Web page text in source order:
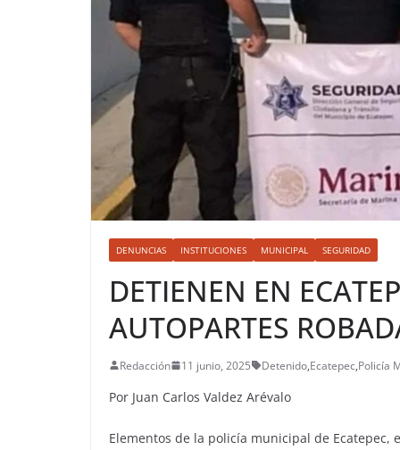
DENUNCIAS INSTITUCIONES MUNICIPAL SEGURIDAD
DETIENEN EN
AUTOPARTES
Redacción 11 junio, 2025 Detenido,Ecatepec,Policía
Por Juan Carlos Valdez Arévalo
Elementos de la policía municipal de Ecatepec,